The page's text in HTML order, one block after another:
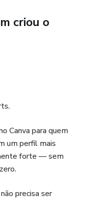
criou o
Canva para quem
um perfil mais
forte — sem
precisa ser